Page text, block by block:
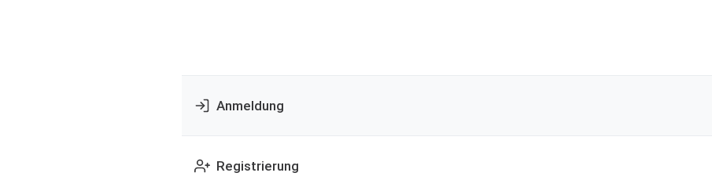
Anmeldung
Registrierung